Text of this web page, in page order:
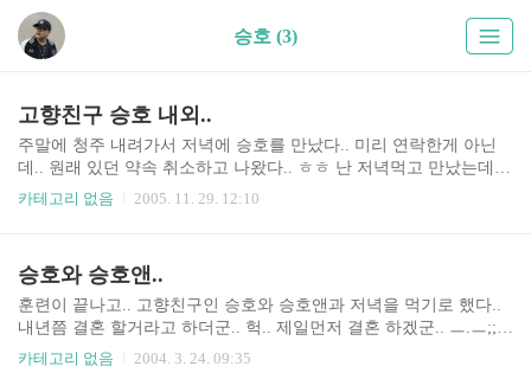
승호 (3)
고향친구 승호 내외..
주말에 청주 내려가서 저녁에 승호를 만났다.. 미리 연락한게 아닌
데.. 원래 있던 약속 취소하고 나왔다.. ㅎㅎ 난 저녁먹고 만났는데..
삼겹살에.. 회에.. 배터지게 먹었다.. 물론 술도 많이 먹고.. 잘 살아라
카테고리 없음 2005. 11. 29. 12:10
승호와 승호앤..
훈련이 끝나고.. 고향친구인 승호와 승호앤과 저녁을 먹기로 했다..
내년쯤 결혼 할거라고 하더군.. 헉.. 제일먼저 결혼 하겠군.. ㅡ.ㅡ;;
부럽다.. @.@ 부디 잘살그라~~
카테고리 없음 2004. 3. 24. 09:35